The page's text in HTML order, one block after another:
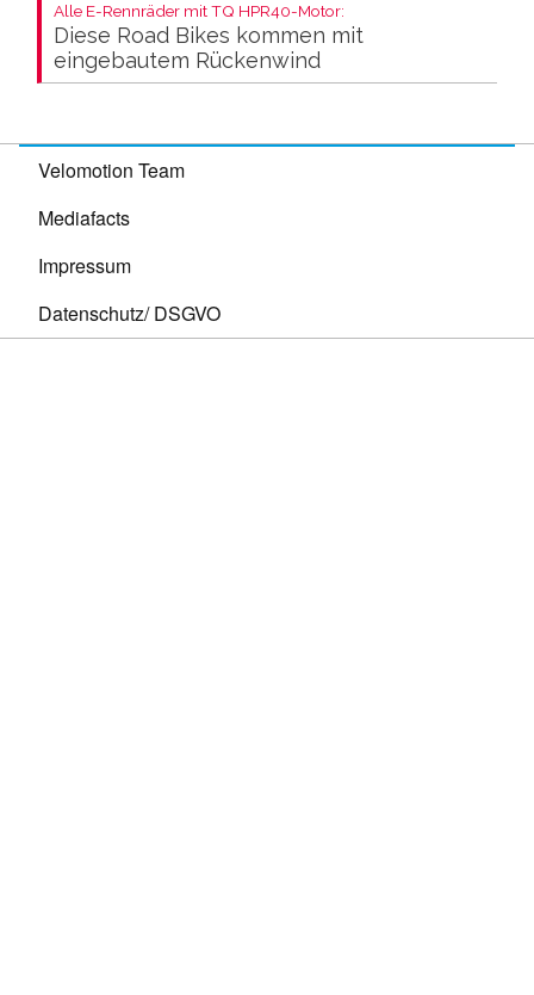
Alle E-Rennräder mit TQ HPR40-Motor:
Diese Road Bikes kommen mit
eingebautem Rückenwind
Velomotion Team
Mediafacts
Impressum
Datenschutz/ DSGVO